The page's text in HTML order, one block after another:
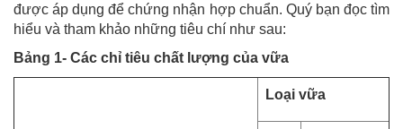
được áp dụng để chứng nhận hợp chuẩn. Quý bạn đọc tìm
hiểu và tham khảo những tiêu chí như sau:
Bảng 1- Các chỉ tiêu chất lượng của vữa
Loại vữa